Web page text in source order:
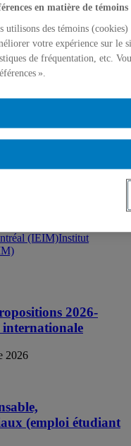
sociaux et
indigènes de
et citoyenneté
Institut
2026-
internationale
2026
(emploi étudiant
en matière de témoins
utilisons des témoins
votre expérience sur le
de fréquentation, etc.
».